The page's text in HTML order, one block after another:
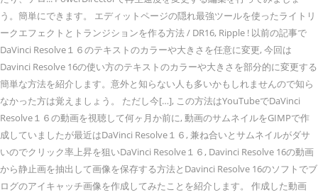
う。簡単にできます。 エディットページの隠れ最強ツールを使ったライトリ
ークエフェクトとトランジションを作る方法 / DR16, Ripple ! 以前の記事で
DaVinci Resolve１６のテキストのカラーや大きさを任意に変更, 今回は
Davinci Resolve 16の使い方のテキストのカラーや大きさを部分的に変更する
簡単な方法を紹介します。意外と知らない人も多いかもしれませんので知ら
なかった方は覚えましょう。 ただし今[…], この方法はYouTubeでDaVinci
Resolve１６の動画を視聴して何ヶ月か前に, 動画のサムネイルをGIMPで作
成していましたが最近はDaVinci Resolve１６, 兼ね合いとサムネイルがダサ
いのでクリック率上昇を狙いDaVinci Resolve１６, Davinci Resolve 16の動画
から静止画を抽出して画像を保存する方法とDavinci Resolve 16のソフトでブ
ログのアイキャッチ画像を作成してみたことを紹介します。 作成した動画